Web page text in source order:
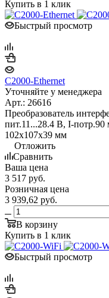
Купить в 1 клик
Быстрый просмотр
С2000-Ethernet
Уточняйте у менеджера
Арт.: 26616
Преобразователь
пит.11...28.4 В, I-
102х107х39 мм
Отложить
Сравнить
Ваша цена
3 517 руб.
Розничная цена
3 939,62 руб.
В корзину
Купить в 1 клик
Быстрый просмотр